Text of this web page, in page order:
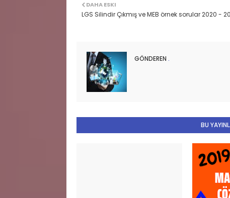
DAHA ESKI
LGS Silindir Çıkmış ve MEB örnek sorular 2020 -
GÖNDEREN .
BU